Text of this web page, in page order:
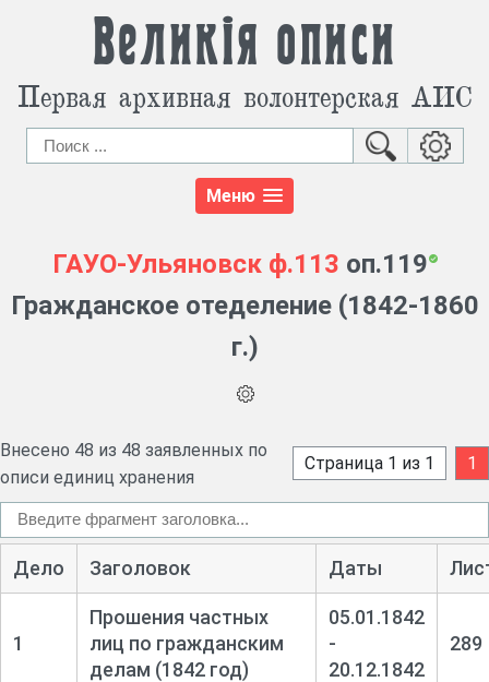
Великія описи
Первая архивная волонтерская АИС
Меню
ГАУО-Ульяновск ф.113 оп.119
Гражданское отеделение (1842-1860
г.)
Внесено 48 из 48 заявленных по
описи единиц хранения
Страница 1 из 1 1
Дело Заголовок Даты
1
Прошения частных
лиц по гражданским
делам (1842 год)
05.01.1842
-
20.12.1842
289